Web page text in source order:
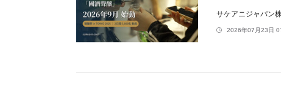
サケアニジャパン
2026年07月23日